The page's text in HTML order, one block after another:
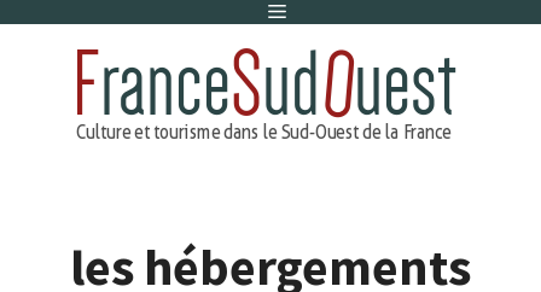
Menu
les hébergements